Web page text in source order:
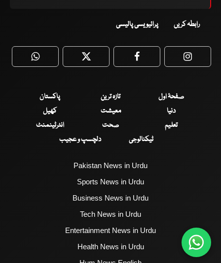
رابطہ کریں پرائیویسی پالیسی
WhatsApp Twitter Facebook
صفحۂ اول تازہ ترین
پاکستان
دنیا
معیشت
کھیل
تعلیم
صحت
انٹرٹینمنٹ
ٹیکنالوجی
دلچسپ و عجیب
Pakistan News in Urdu
Sports News in Urdu
Business News in Urdu
Tech News in Urdu
Entertainment News in Urdu
Health News in Urdu